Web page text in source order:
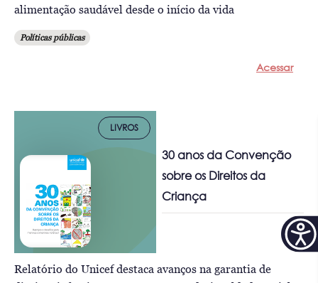
alimentação saudável desde o início da vida
Políticas públicas
Acessar
LIVROS
30 anos da Convenção
sobre os Direitos da
Criança
Relatório do Unicef destaca avanços na garantia de